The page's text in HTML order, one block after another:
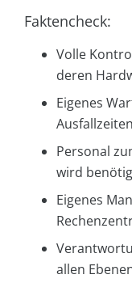
Faktencheck:
Volle
deren
Eigenes
Ausfallzeiten
Personal
wird
Eigenes
allen